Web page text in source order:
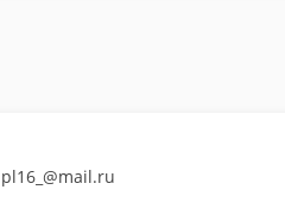
pl16_@mail.ru